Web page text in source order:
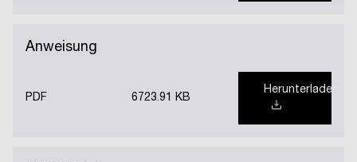
Anweisung
PDF 6723.91 KB
Herunterladen